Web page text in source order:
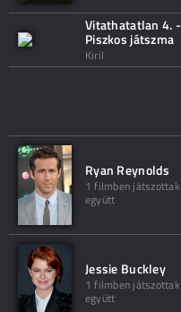
Vitathatatlan 4. -
Piszkos játszma
Kiril
Ryan Reynolds
1 filmben játszottak
együtt
Jessie Buckley
1 filmben játszottak
együtt